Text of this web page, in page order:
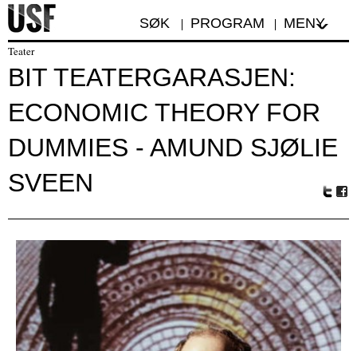
SØK PROGRAM MENY
Teater
BIT TEATERGARASJEN:
ECONOMIC THEORY FOR
DUMMIES - AMUND SJØLIE
SVEEN
r
oo
k